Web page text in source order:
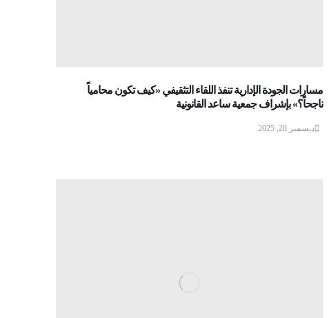
مسارات الجودة الإدارية تنفذ اللقاء التثقيفي «كيف تكون محامياً
ناجحاً؟» بإشراف جمعية ساعد القانونية
ديسمبر 28, 2025